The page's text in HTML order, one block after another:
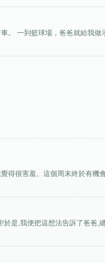
。 一到籃球場，爸爸就給我做
得很害羞。這個周末終於有機
是,我便把這想法告訴了爸爸,